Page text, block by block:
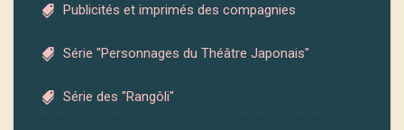
Publicités et imprimés des compagnies
Série "Personnages du Théâtre Japonais"
Série des "Rangôli"